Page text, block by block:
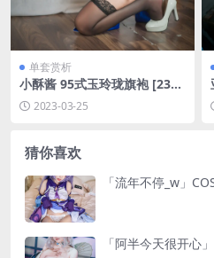
单套赏析
小酥酱 95式玉玲珑旗袍 [23P-
122MB]
2023-03-25
猜你喜欢
「流年不停_w」
「阿半今天很开心